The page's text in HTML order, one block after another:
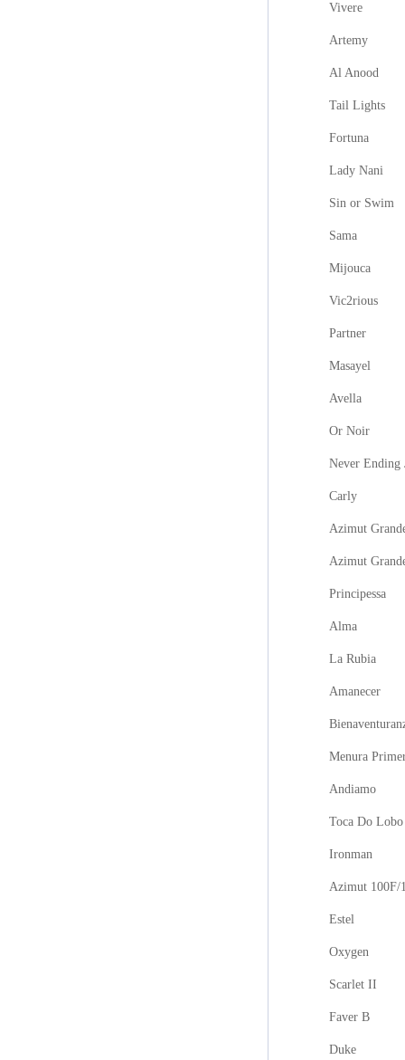
Vivere
Artemy
Al Anood
Tail Lights
Fortuna
Lady Nani
Sin or Swim
Sama
Mijouca
Vic2rious
Partner
Masayel
Avella
Or Noir
Never Ending
Carly
Azimut
Azimut
Principessa
Alma
La Rubia
Amanecer
Menura
Andiamo
Toca Do Lobo
Ironman
Azimut 100F/
Estel
Oxygen
Scarlet II
Faver B
Duke